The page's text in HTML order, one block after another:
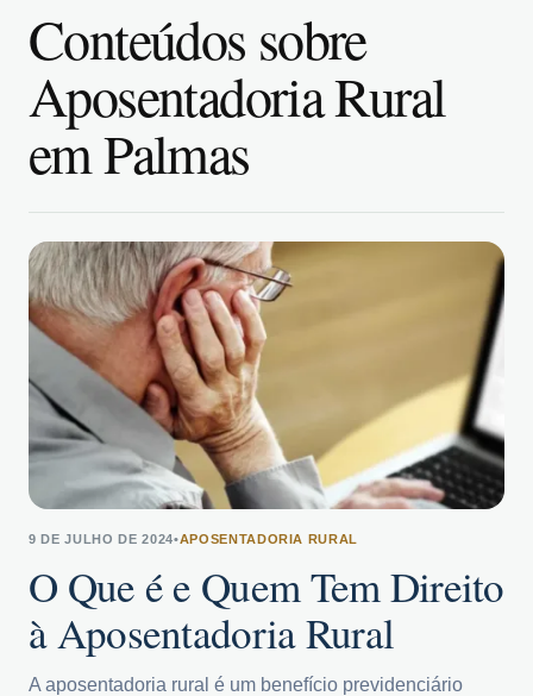
Conteúdos sobre
Aposentadoria Rural
em Palmas
9 DE JULHO DE 2024•APOSENTADORIA RURAL
O Que é e Quem Tem Direito
à Aposentadoria Rural
A aposentadoria rural é um benefício previdenciário